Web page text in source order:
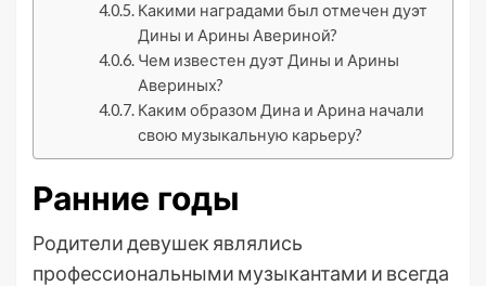
Какими наградами был отмечен дуэт
Дины и Арины Авериной?
Чем известен дуэт Дины и Арины
Авериных?
Каким образом Дина и Арина начали
свою музыкальную карьеру?
Ранние годы
Родители девушек являлись
профессиональными музыкантами и всегда